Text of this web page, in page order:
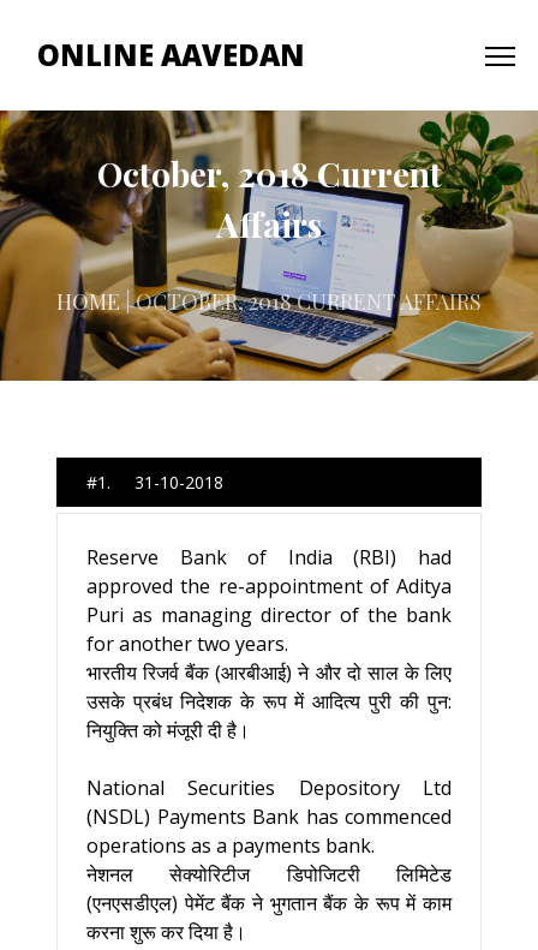
ONLINE AAVEDAN
October, 2018 Current
Affairs
HOME| OCTOBER, 2018 CURRENT AFFAIRS
#1. 31-10-2018
Reserve Bank of India (RBI) had
approved the re-appointment of Aditya
Puri as managing director of the bank
for another two years.
भारतीय रिजर्व बैंक (आरबीआई) ने और दो साल के लिए
उसके प्रबंध निदेशक के रूप में आदित्य पुरी की पुन:
नियुक्ति को मंजूरी दी है।
National Securities Depository Ltd
(NSDL) Payments Bank has commenced
operations as a payments bank.
नेशनल सेक्योरिटीज डिपोजिटरी लिमिटेड
(एनएसडीएल) पेमेंट बैंक ने भुगतान बैंक के रूप में काम
करना शुरू कर दिया है।